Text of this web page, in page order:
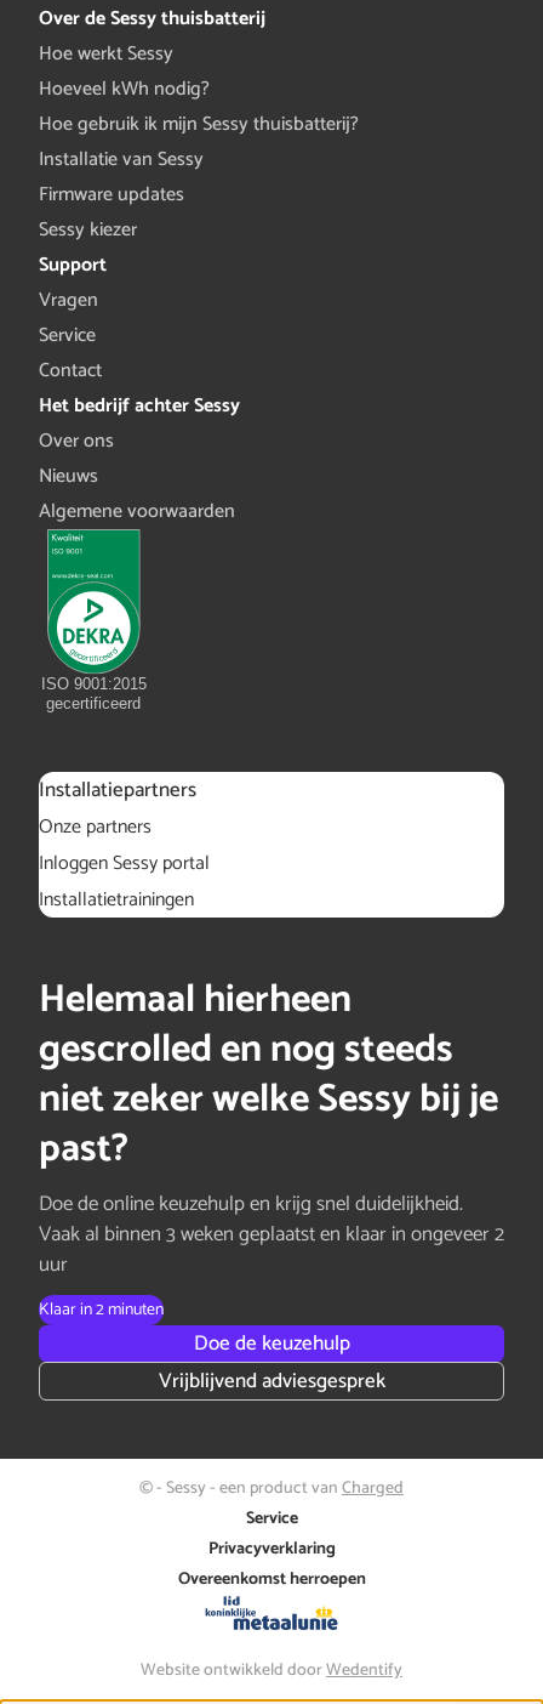
Over de Sessy thuisbatterij
Hoe werkt Sessy
Hoeveel kWh nodig?
Hoe gebruik ik mijn Sessy thuisbatterij?
Installatie van Sessy
Firmware updates
Sessy kiezer
Support
Vragen
Service
Contact
Het bedrijf achter Sessy
Over ons
Nieuws
Algemene voorwaarden
ISO 9001:2015
gecertificeerd
Installatiepartners
Onze partners
Inloggen Sessy portal
Installatietrainingen
Helemaal hierheen
gescrolled en nog steeds
niet zeker welke Sessy bij je
past?
Doe de online keuzehulp en krijg snel duidelijkheid.
Vaak al binnen 3 weken geplaatst en klaar in ongeveer 2
uur
Klaar in 2 minuten
Doe de keuzehulp
Vrijblijvend adviesgesprek
© - Sessy - een product vanCharged
Service
Privacyverklaring
Overeenkomst herroepen
Website ontwikkeld doorWedentify